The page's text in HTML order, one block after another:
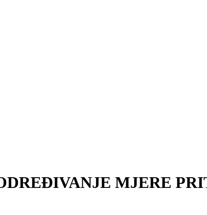
MJERE